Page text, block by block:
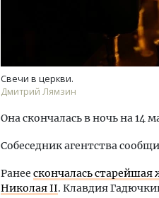
Свечи в церкви.
Дмитрий Лямзин
Она скончалась в ночь на 14
Собеседник агентства
Ранее скончалась старейшая
Николая II. Клавдия
Смелость
Генеральный директор
ЗИАС — об эстетике
трендах в фасадах и